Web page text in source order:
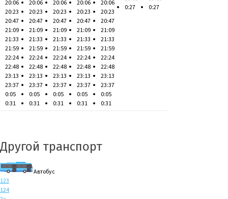
20:06
20:23
20:47
21:09
21:33
21:59
22:24
22:48
23:13
23:37
0:05
0:31
20:06
20:23
20:47
21:09
21:33
21:59
22:24
22:48
23:13
23:37
0:05
0:31
20:06
20:23
20:47
21:09
21:33
21:59
22:24
22:48
23:13
23:37
0:05
0:31
20:06
20:23
20:47
21:09
21:33
21:59
22:24
22:48
23:13
23:37
0:05
0:31
20:06
20:23
20:47
21:09
21:33
21:59
22:24
22:48
23:13
23:37
0:05
0:31
0:27
0:27
Другой транспорт
Автобус
123
124